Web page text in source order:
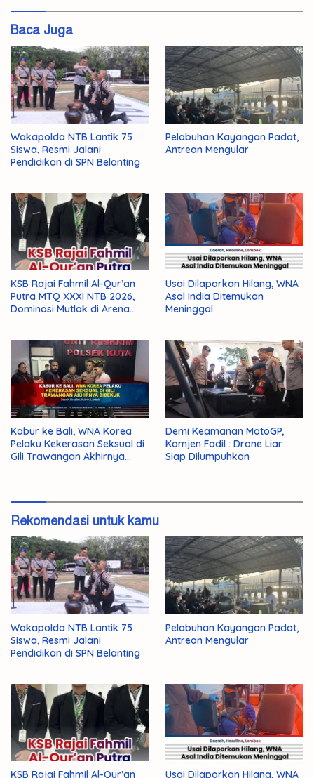
Lantas
Baca Juga
Wakapolda NTB Lantik 75
Siswa, Resmi Jalani
Pendidikan di SPN Belanting
Pelabuhan Kayangan Padat,
Antrean Mengular
KSB Rajai Fahmil Al-Qur’an
Putra MTQ XXXI NTB 2026,
Dominasi Mutlak di Arena
Usai Dilaporkan Hilang, WNA
Asal India Ditemukan
Meninggal
Kabur ke Bali, WNA Korea
Pelaku Kekerasan Seksual di
Gili Trawangan Akhirnya
Demi Keamanan MotoGP,
Komjen Fadil : Drone Liar
Siap Dilumpuhkan
Rekomendasi untuk kamu
Wakapolda NTB Lantik 75
Siswa, Resmi Jalani
Pendidikan di SPN Belanting
Pelabuhan Kayangan Padat,
Antrean Mengular
KSB Rajai Fahmil Al-Qur’an
Usai Dilaporkan Hilang, WNA